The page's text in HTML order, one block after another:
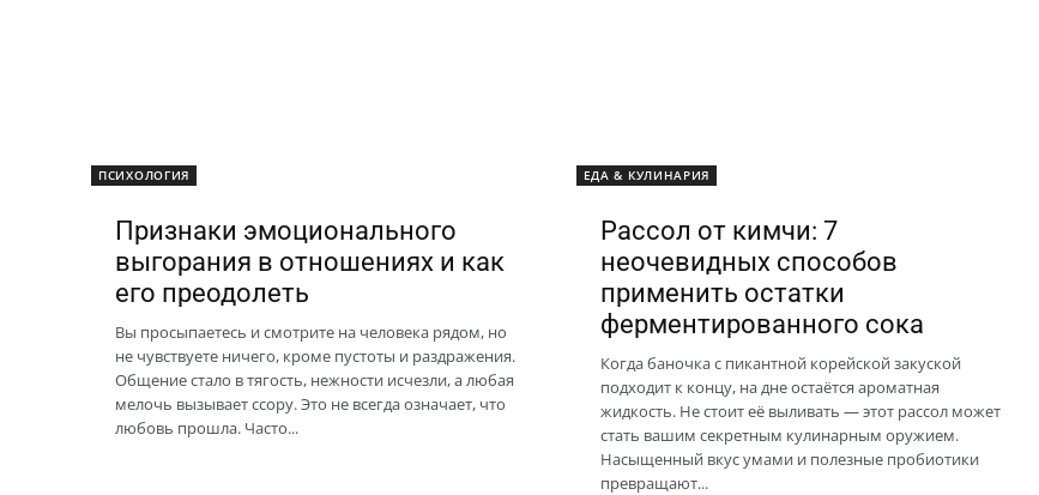
ПСИХОЛОГИЯ
Признаки эмоционального
выгорания в отношениях и как
его преодолеть
Вы просыпаетесь и смотрите на человека рядом, но
не чувствуете ничего, кроме пустоты и раздражения.
Общение стало в тягость, нежности исчезли, а любая
мелочь вызывает ссору. Это не всегда означает, что
любовь прошла. Часто...
ЕДА & КУЛИНАРИЯ
Рассол от кимчи: 7
неочевидных способов
применить остатки
ферментированного сока
Когда баночка с пикантной корейской закуской
подходит к концу, на дне остаётся ароматная
жидкость. Не стоит её выливать — этот рассол может
стать вашим секретным кулинарным оружием.
Насыщенный вкус умами и полезные пробиотики
превращают...